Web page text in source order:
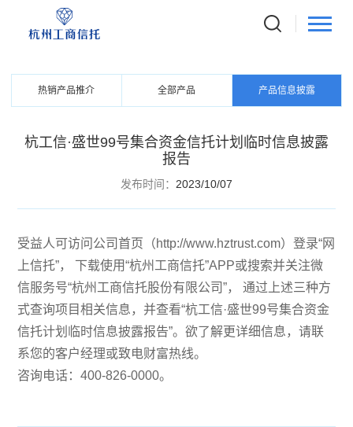
信托产品
热销产品推介 全部产品 产品信息披露
杭工信·盛世99号集合资金信托计划临时信息披露
报告
发布时间： 2023/10/07
受益人可访问公司首页（http://www.hztrust.com）登录“网
上信托”， 下载使用“杭州工商信托”APP或搜索并关注微
信服务号“杭州工商信托股份有限公司”， 通过上述三种方
式查询项目相关信息，并查看“杭工信·盛世99号集合资金
信托计划临时信息披露报告”。欲了解更详细信息，请联
系您的客户经理或致电财富热线。
咨询电话：400-826-0000。